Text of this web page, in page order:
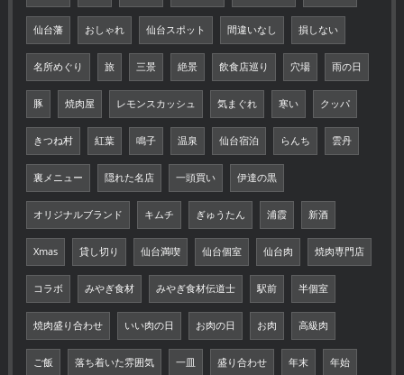
仙台藩 おしゃれ 仙台スポット 間違いなし 損しない
名所めぐり 旅 三景 絶景 飲食店巡り 穴場 雨の日
豚 焼肉屋 レモンスカッシュ 気まぐれ 寒い クッパ
きつね村 紅葉 鳴子 温泉 仙台宿泊 らんち 雲丹
裏メニュー 隠れた名店 一頭買い 伊達の黒
オリジナルブランド キムチ ぎゅうたん 浦霞 新酒
Xmas 貸し切り 仙台満喫 仙台個室 仙台肉 焼肉専門店
コラボ みやぎ食材 みやぎ食材伝道士 駅前 半個室
焼肉盛り合わせ いい肉の日 お肉の日 お肉 高級肉
ご飯 落ち着いた雰囲気 一皿 盛り合わせ 年末 年始